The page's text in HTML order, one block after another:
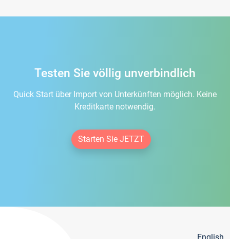
Testen Sie völlig unverbindlich
Quick Start über Import von Unterkünften möglich. Keine
Kreditkarte notwendig.
Starten Sie JETZT